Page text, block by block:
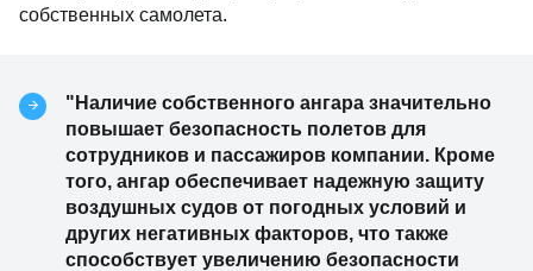
собственных самолета.
"Наличие собственного ангара значительно
повышает безопасность полетов для
сотрудников и пассажиров компании. Кроме
того, ангар обеспечивает надежную защиту
воздушных судов от погодных условий и
других негативных факторов, что также
способствует увеличению безопасности